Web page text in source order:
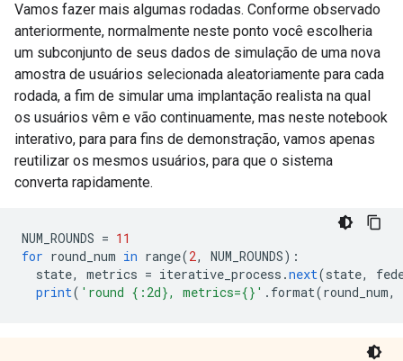
Vamos fazer mais algumas rodadas. Conforme observado
anteriormente, normalmente neste ponto você escolheria
um subconjunto de seus dados de simulação de uma nova
amostra de usuários selecionada aleatoriamente para cada
rodada, a fim de simular uma implantação realista na qual
os usuários vêm e vão continuamente, mas neste notebook
interativo, para para fins de demonstração, vamos apenas
reutilizar os mesmos usuários, para que o sistema
converta rapidamente.
NUM_ROUNDS = 11
for round_num in range(2, NUM_ROUNDS):
state, metrics = iterative_process .next(state,
print( 'round {:2d}, metrics={}' . format(round_num,